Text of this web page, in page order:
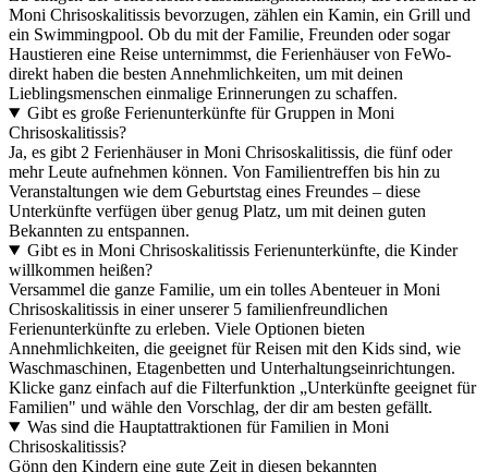
Moni Chrisoskalitissis bevorzugen, zählen ein Kamin, ein Grill und
ein Swimmingpool. Ob du mit der Familie, Freunden oder sogar
Haustieren eine Reise unternimmst, die Ferienhäuser von FeWo-
direkt haben die besten Annehmlichkeiten, um mit deinen
Lieblingsmenschen einmalige Erinnerungen zu schaffen.
Gibt es große Ferienunterkünfte für Gruppen in Moni
Chrisoskalitissis?
Ja, es gibt 2 Ferienhäuser in Moni Chrisoskalitissis, die fünf oder
mehr Leute aufnehmen können. Von Familientreffen bis hin zu
Veranstaltungen wie dem Geburtstag eines Freundes – diese
Unterkünfte verfügen über genug Platz, um mit deinen guten
Bekannten zu entspannen.
Gibt es in Moni Chrisoskalitissis Ferienunterkünfte, die Kinder
willkommen heißen?
Versammel die ganze Familie, um ein tolles Abenteuer in Moni
Chrisoskalitissis in einer unserer 5 familienfreundlichen
Ferienunterkünfte zu erleben. Viele Optionen bieten
Annehmlichkeiten, die geeignet für Reisen mit den Kids sind, wie
Waschmaschinen, Etagenbetten und Unterhaltungseinrichtungen.
Klicke ganz einfach auf die Filterfunktion „Unterkünfte geeignet für
Familien" und wähle den Vorschlag, der dir am besten gefällt.
Was sind die Hauptattraktionen für Familien in Moni
Chrisoskalitissis?
Gönn den Kindern eine gute Zeit in diesen bekannten